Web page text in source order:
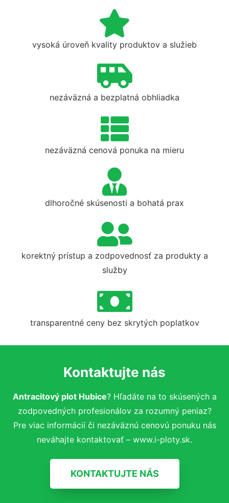
vysoká úroveň kvality produktov a služieb
nezáväzná a bezplatná obhliadka
nezáväzná cenová ponuka na mieru
dlhoročné skúsenosti a bohatá prax
korektný prístup a zodpovednosť za produkty a
služby
transparentné ceny bez skrytých poplatkov
Kontaktujte nás
Antracitový plot Hubice? Hľadáte na to skúsených a
zodpovedných profesionálov za rozumný peniaz?
Pre viac informácií či nezáväznú cenovú ponuku nás
neváhajte kontaktovať – www.i-ploty.sk.
KONTAKTUJTE NÁS